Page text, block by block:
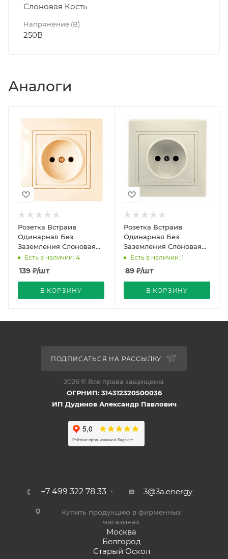
Слоновая Кость
Напряжение (В)
250В
Аналоги
Розетка Встраив
Одинарная Без
Заземления Слоновая
кость IP20 10А 250В Уют
Bylectrica
Есть в наличии: 4
139 ₽/шт
В КОРЗИНУ
Розетка Встраив
Одинарная Без
Заземления Слоновая
Кость Керамика IP20 10А
250В ВЕНЕРА
SMARTBUY
Есть в наличии: 1
89 ₽/шт
В КОРЗИНУ
ПОДПИСАТЬСЯ НА РАССЫЛКУ
2026 © Все права защищены.
ОГРНИП: 314312320500036
ИП Дудинов Александр Павлович
+7 499 322 78 33 3@3a.energy
Купить продукцию в фирменных
магазинах:
Москва
Белгород
Старый Оскол